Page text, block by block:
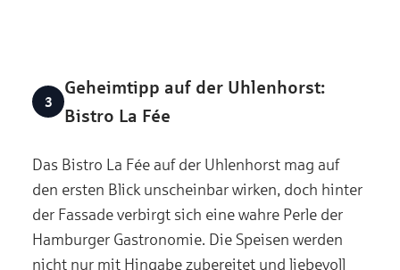
Geheimtipp auf der Uhlenhorst:
Bistro La Fée
Das Bistro La Fée auf der Uhlenhorst mag auf
den ersten Blick unscheinbar wirken, doch hinter
der Fassade verbirgt sich eine wahre Perle der
Hamburger Gastronomie. Die Speisen werden
nicht nur mit Hingabe zubereitet und liebevoll